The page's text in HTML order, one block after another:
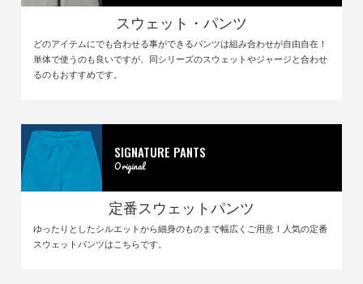
スウェット・パンツ
どのアイテムにでも合わせる事ができるパンツは組み合わせが自由自在！
単体で使うのも良いですが、同シリーズのスウェットやジャージと合わせ
るのもおすすめです。
SIGNATURE PANTS
Original
定番スウェットパンツ
ゆったりとしたシルエットから細身のものまで幅広くご用意！人気の定番
スウェットパンツはこちらです。